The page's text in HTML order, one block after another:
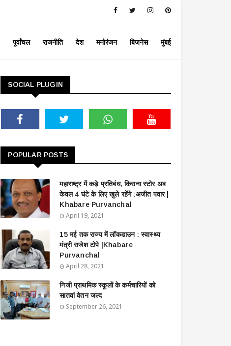
पूर्वांचल राजनीति देश मनोरंजन बिजनेस मुंबई
SOCIAL PLUGIN
POPULAR POSTS
महाराष्ट्र में कड़े प्रतिबंध, किराना स्टोर अब
केवल 4 घंटे के लिए खुले रहेंगे :अजीत पवार |
Khabare Purvanchal
April 19, 2021
15 मई तक राज्य में लॉकडाउन : स्वास्थ्य
मंत्री राजेश टोपे |Khabare
Purvanchal
April 28, 2021
निजी प्राथमिक स्कूलों के कर्मचारियों को
सातवां वेतन जल्द
September 26, 2021